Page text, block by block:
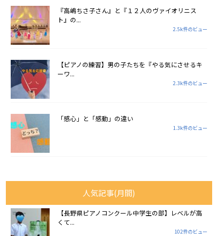
『高嶋ちさ子さん』と『１２人のヴァイオリニス
ト』の...
2.5k件のビュー
【ピアノの練習】男の子たちを『やる気にさせるキ
ーワ...
2.3k件のビュー
「感心」と「感動」の違い
1.3k件のビュー
人気記事(月間)
【長野県ピアノコンクール中学生の部】レベルが高
くて...
102件のビュー